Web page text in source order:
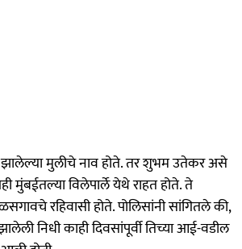
मुलीचे नाव होते. तर शुभम उतेकर असे
मुंबईतल्या विलेपार्ले येथे राहत होते. ते
रहिवासी होते. पोलिसांनी सांगितले की,
झालेली निधी काही दिवसांपूर्वी तिच्या आई-वडील